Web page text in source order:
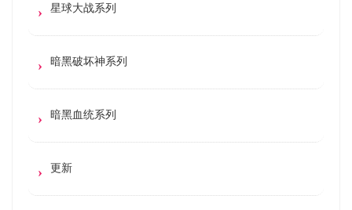
星球大战系列
暗黑破坏神系列
暗黑血统系列
更新